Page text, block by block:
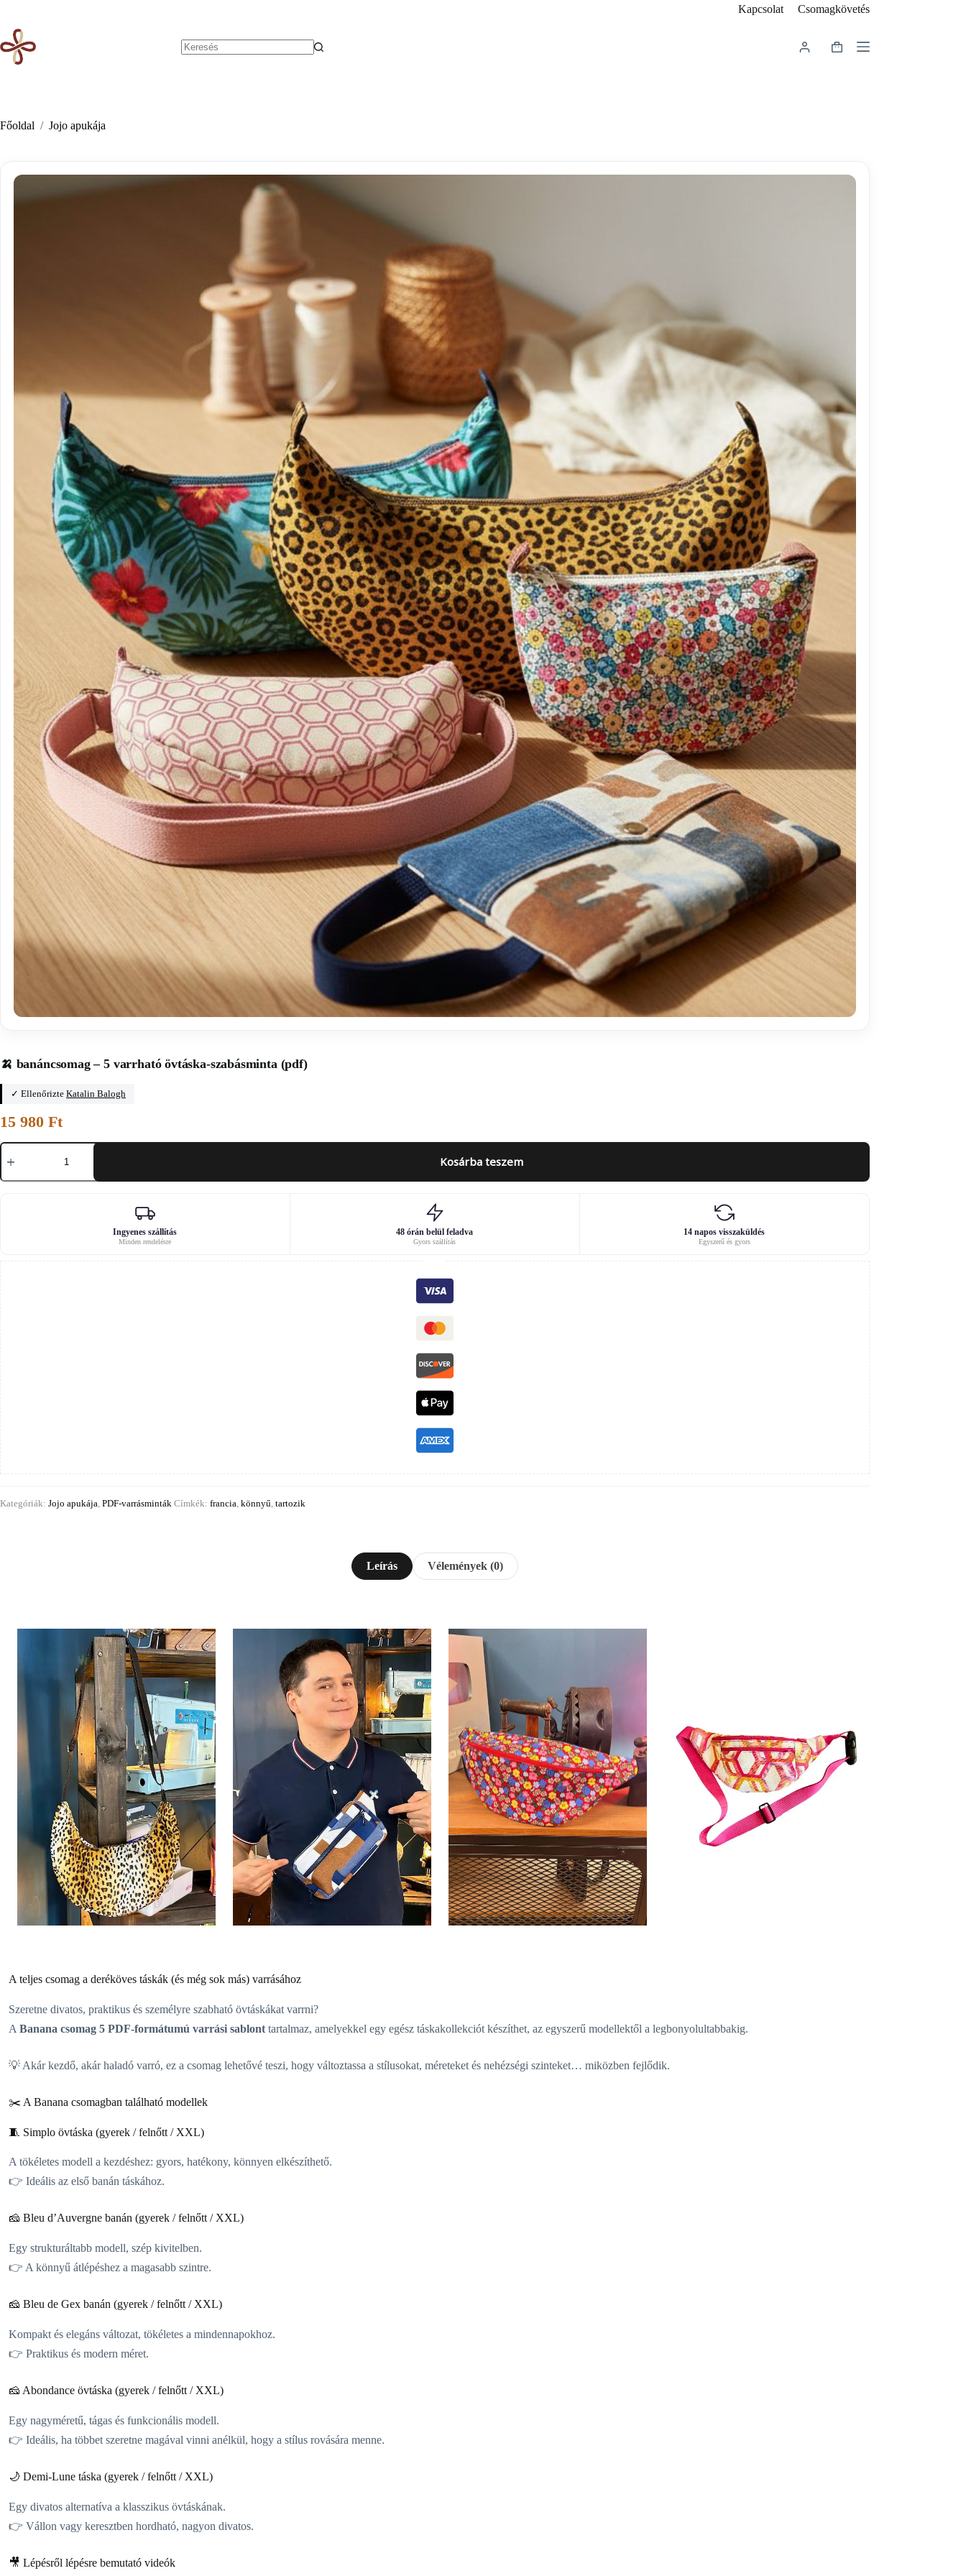
content
Kapcsolat Csomagkövetés
Shopping
Főoldal / Jojo apukája
🍌 banáncsomag – 5 varrható övtáska-szabásminta (pdf)
✓ Ellenőrizte Katalin Balogh
15 980 Ft
🍌
banáncsomag
5
Kosárba teszem
Ingyenes szállítás
Minden rendelésre
48 órán belül feladva
Gyors szállítás
14 napos visszaküldés
Egyszerű és gyors
Kategóriák: Jojo apukája PDF-varrásminták Címkék: francia könnyű tartozik
Leírás Vélemények (0)
A teljes csomag a deréköves táskák (és még sok más) varrásához
Szeretne divatos, praktikus és személyre szabható övtáskákat varrni?
A Banana csomag 5 PDF-formátumú varrási sablont tartalmaz, amelyekkel egy egész táskakollekciót készíthet, az egyszerű modellektől a legbonyolultabbakig.
💡 Akár kezdő, akár haladó varró, ez a csomag lehetővé teszi, hogy változtassa a stílusokat, méreteket és nehézségi szinteket… miközben fejlődik.
✂️ A Banana csomagban található modellek
🧵 Simplo övtáska (gyerek / felnőtt / XXL)
A tökéletes modell a kezdéshez: gyors, hatékony, könnyen elkészíthető.
👉 Ideális az első banán táskához.
🧀 Bleu d’Auvergne banán (gyerek / felnőtt / XXL)
Egy strukturáltabb modell, szép kivitelben.
👉 A könnyű átlépéshez a magasabb szintre.
🧀 Bleu de Gex banán (gyerek / felnőtt / XXL)
Kompakt és elegáns változat, tökéletes a mindennapokhoz.
👉 Praktikus és modern méret.
🧀 Abondance övtáska (gyerek / felnőtt / XXL)
Egy nagyméretű, tágas és funkcionális modell.
👉 Ideális, ha többet szeretne magával vinni anélkül, hogy a stílus rovására menne.
🌙 Demi-Lune táska (gyerek / felnőtt / XXL)
Egy divatos alternatíva a klasszikus övtáskának.
👉 Vállon vagy keresztben hordható, nagyon divatos.
🎥 Lépésről lépésre bemutató videók